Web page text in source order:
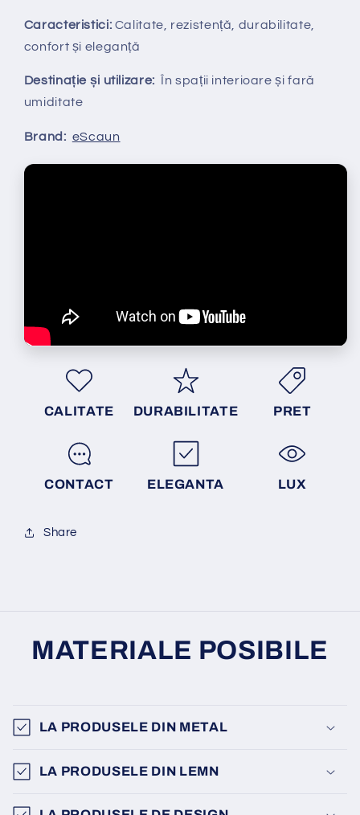
Caracteristici: Calitate, rezistență, durabilitate,
confort și eleganță
Destinație și utilizare: În spații interioare și fară
umiditate
Brand: eScaun
CALITATE DURABILITATE PRET
CONTACT ELEGANTA LUX
Share
MATERIALE POSIBILE
LA PRODUSELE DIN METAL
LA PRODUSELE DIN LEMN